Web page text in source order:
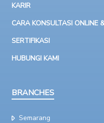
KARIR
CARA KONSULTASI ONLINE
SERTIFIKASI
HUBUNGI KAMI
BRANCHES
Semarang